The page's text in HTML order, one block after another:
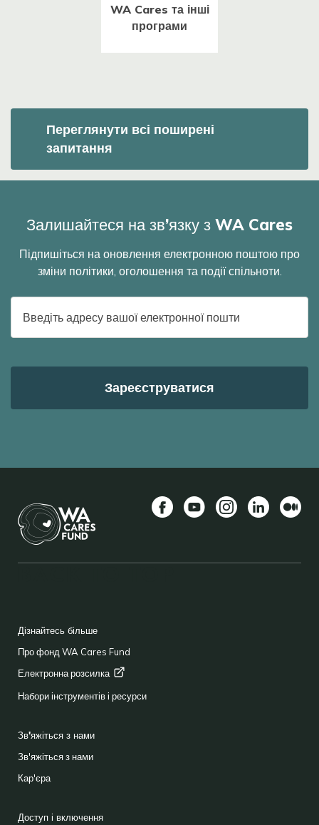
WA Cares та інші
програми
Переглянути всі поширені
запитання
Залишайтеся на зв’язку з WA Cares
Підпишіться на оновлення електронною поштою про
зміни політики, оголошення та події спільноти.
електронної
пошти
Дізнайтесь більше
Про фонд WA Cares Fund
Електроннарозсилка
Набори інструментів і ресурси
Зв'яжіться з нами
Зв'яжіться з нами
Кар'єра
Доступ і включення